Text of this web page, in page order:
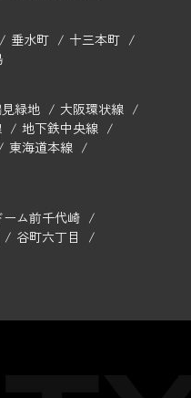
垂水町
十三本町
緑地
大阪環状線
地下鉄中央線
東海道本線
ーム前千代崎
谷町六丁目